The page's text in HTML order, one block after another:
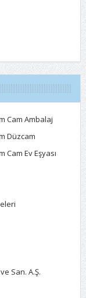
Cam Ambalaj
Düzcam
Cam Ev Eşyası
San. A.Ş.